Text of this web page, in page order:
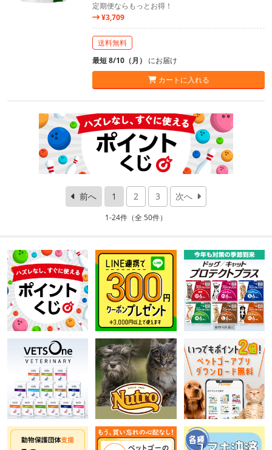
定期便ならもっとお得！
¥3,709
送料無料
最短 8/10（月） にお届け
カートに入れる
前へ 1 2 3 次へ
1-24件（全 50件）